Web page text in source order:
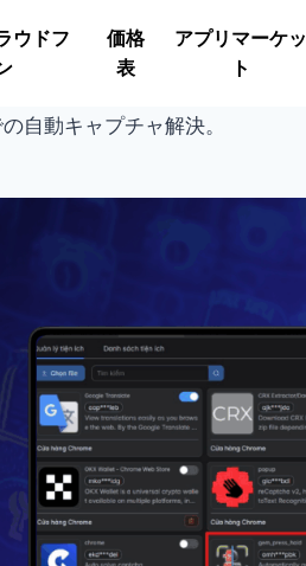
ウドフ
価格
表
アプリマーケッ
ト
自動キャプチャ解決。